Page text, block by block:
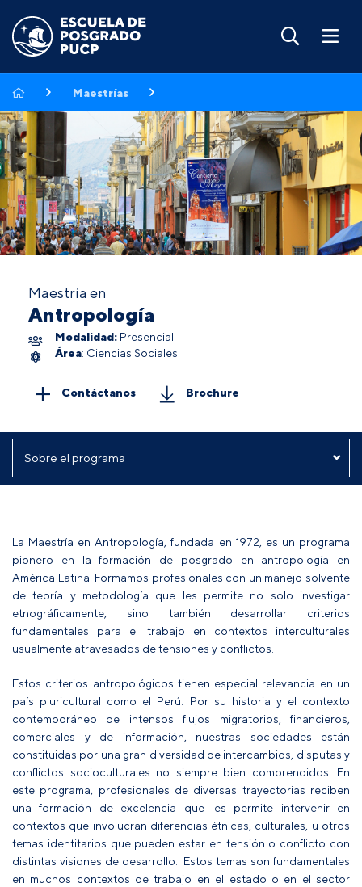
Maestrías
Maestría en
Antropología
Modalidad: Presencial
Área: Ciencias Sociales
Contáctanos Brochure
La Maestría en Antropología, fundada en 1972, es un programa
pionero en la formación de posgrado en antropología en
América Latina. Formamos profesionales con un manejo solvente
de teoría y metodología que les permite no solo investigar
etnográficamente, sino también desarrollar criterios
fundamentales para el trabajo en contextos interculturales
usualmente atravesados de tensiones y conflictos.
Estos criterios antropológicos tienen especial relevancia en un
país pluricultural como el Perú. Por su historia y el contexto
contemporáneo de intensos flujos migratorios, financieros,
comerciales y de información, nuestras sociedades están
constituidas por una gran diversidad de intercambios, disputas y
conflictos socioculturales no siempre bien comprendidos. En
este programa, profesionales de diversas trayectorias reciben
una formación de excelencia que les permite intervenir en
contextos que involucran diferencias étnicas, culturales, u otros
temas identitarios que pueden estar en tensión o conflicto con
distintas visiones de desarrollo. Estos temas son fundamentales
en muchos contextos de trabajo en el estado o en el sector